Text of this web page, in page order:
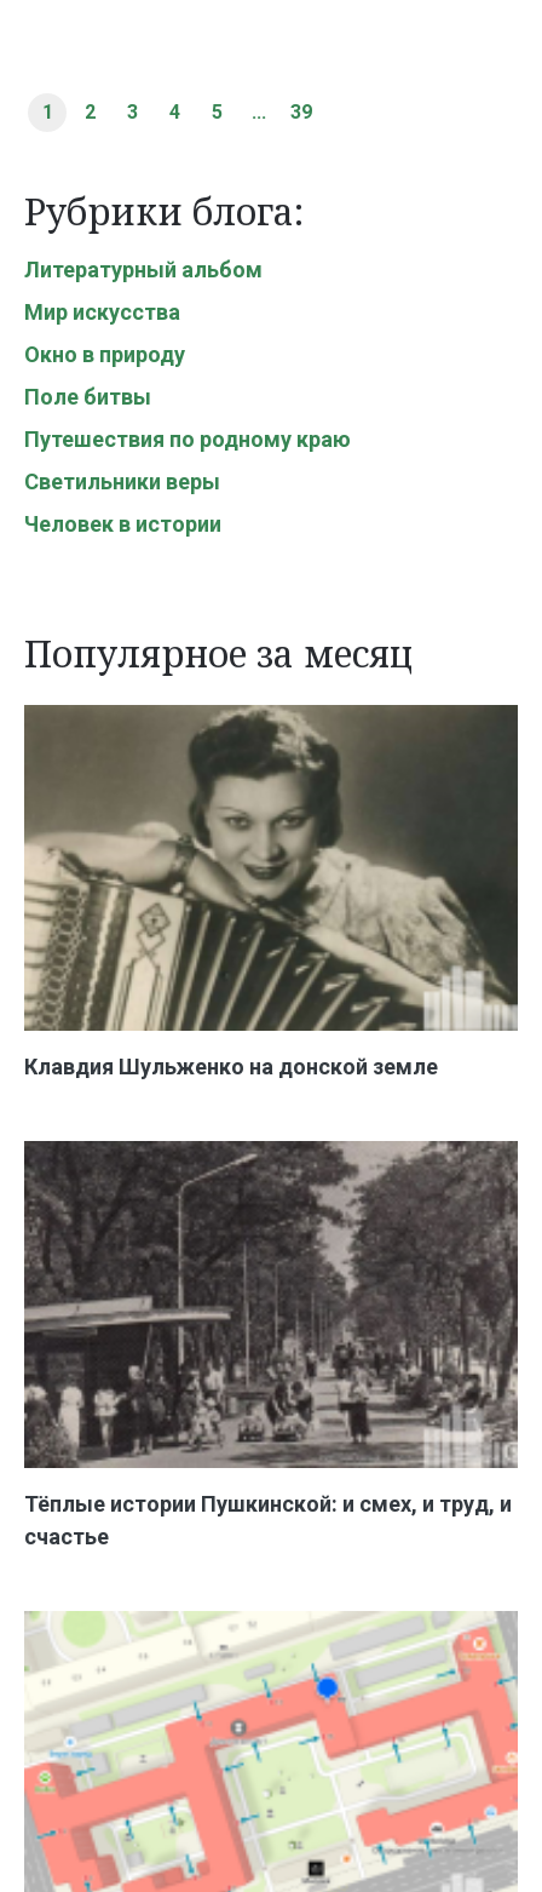
1 2 3 4 5 ... 39
Рубрики блога:
Литературный альбом
Мир искусства
Окно в природу
Поле битвы
Путешествия по родному краю
Светильники веры
Человек в истории
Популярное за месяц
Клавдия Шульженко на донской земле
Тёплые истории Пушкинской: и смех, и труд, и
счастье